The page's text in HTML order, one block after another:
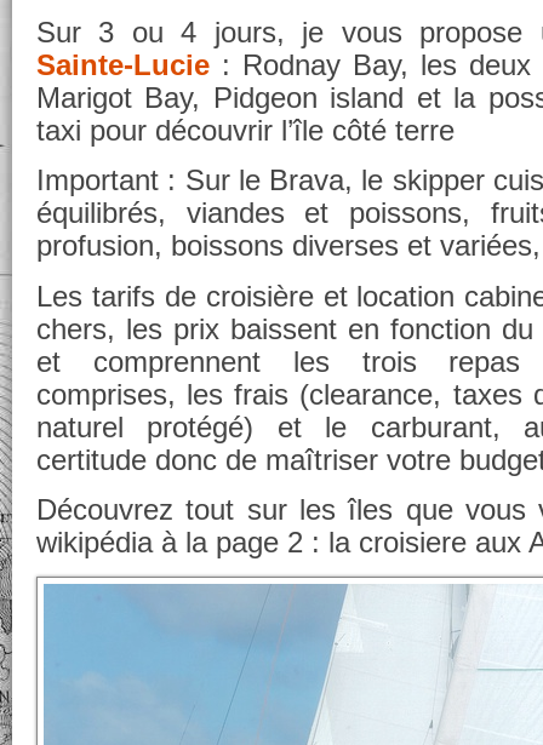
Sur 3 ou 4 jours, je vous
Sainte-Lucie : Rodnay Bay, les deux
Marigot Bay, Pidgeon island et la
taxi pour découvrir l’île côté terre
Important : Sur le Brava, le skipper
équilibrés, viandes et poissons,
profusion, boissons diverses et
Les tarifs de croisière et location
chers, les prix baissent en fonction
et comprennent les trois repas
comprises, les frais (clearance, taxes
naturel protégé) et le carburant,
certitude donc de maîtriser votre
Découvrez tout sur les îles que vous
wikipédia à la page 2 : la croisiere aux